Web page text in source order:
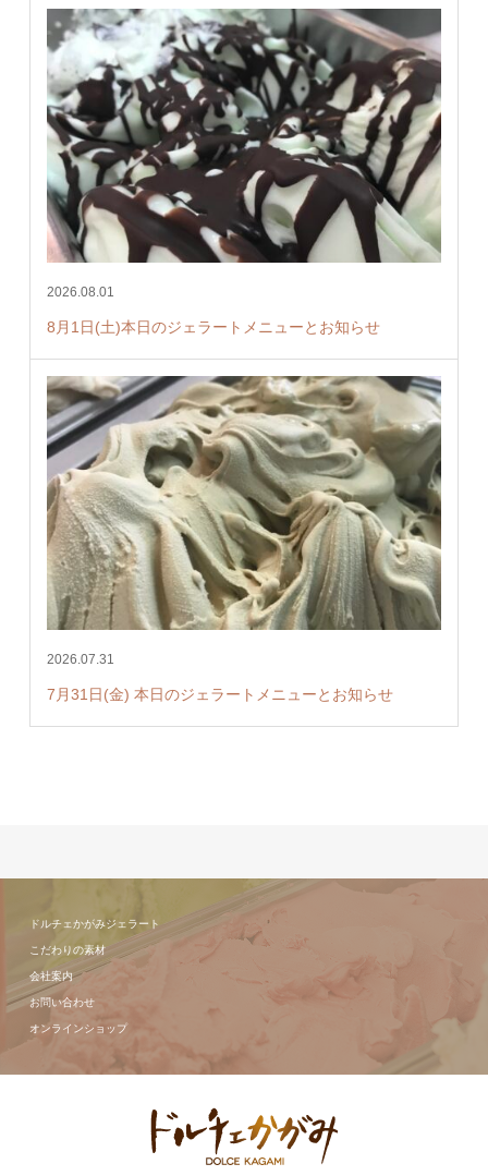
2026.08.01
8月1日(土)本日のジェラートメニューとお知らせ
2026.07.31
7月31日(金) 本日のジェラートメニューとお知らせ
ドルチェかがみジェラート
こだわりの素材
会社案内
お問い合わせ
オンラインショップ